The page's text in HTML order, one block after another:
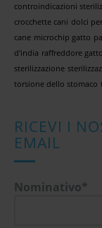
controindicazioni
crocchette cani dolci
cane microchip gatto
d'india raffreddore gatto
sterilizzazione
torsione dello stomaco
RICEVI I
EMAIL
Nominativo*